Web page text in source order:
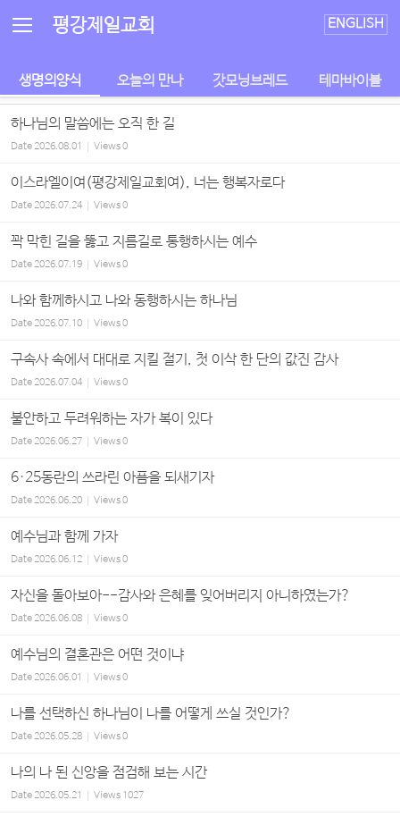
평강제일교회 ENGLISH
생명의양식 오늘의 만나 갓모닝브레드 테마바이블
하나님의 말씀에는 오직 한 길
Date2026.08.01 Views0
이스라엘이여(평강제일교회여), 너는 행복자로다
Date2026.07.24 Views0
꽉 막힌 길을 뚫고 지름길로 통행하시는 예수
Date2026.07.19 Views0
나와 함께하시고 나와 동행하시는 하나님
Date2026.07.10 Views0
구속사 속에서 대대로 지킬 절기, 첫 이삭 한 단의 값진 감사
Date2026.07.04 Views0
불안하고 두려워하는 자가 복이 있다
Date2026.06.27 Views0
6·25동란의 쓰라린 아픔을 되새기자
Date2026.06.20 Views0
예수님과 함께 가자
Date2026.06.12 Views0
자신을 돌아보아--감사와 은혜를 잊어버리지 아니하였는가?
Date2026.06.08 Views0
예수님의 결혼관은 어떤 것이냐
Date2026.06.01 Views0
나를 선택하신 하나님이 나를 어떻게 쓰실 것인가?
Date2026.05.28 Views0
나의 나 된 신앙을 점검해 보는 시간
Date2026.05.21 Views 1027